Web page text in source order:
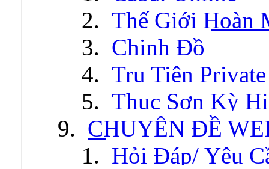
Thế Giới Hoàn
Chinh Đồ
Tru Tiên Private
Thục Sơn Kỳ
CHUYÊN ĐỀ
Hỏi Đáp/ Yêu